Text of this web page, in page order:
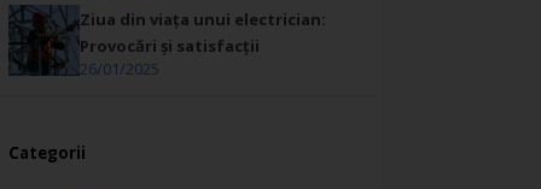
Ziua din viața unui electrician:
Provocări și satisfacții
26/01/2025
Categorii